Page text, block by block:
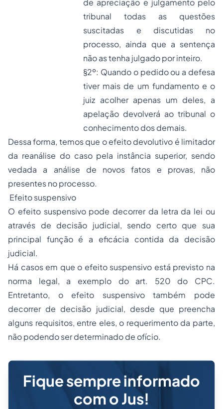
de apreciação e julgamento pelo
tribunal todas as questões
suscitadas e discutidas no
processo, ainda que a sentença
não as tenha julgado por inteiro.
§2º: Quando o pedido ou a defesa
tiver mais de um fundamento e o
juiz acolher apenas um deles, a
apelação devolverá ao tribunal o
conhecimento dos demais.
Dessa forma, temos que o efeito devolutivo é limitador
da reanálise do caso pela instância superior, sendo
vedada a análise de novos fatos e provas, não
presentes no processo.
Efeito suspensivo
O efeito suspensivo pode decorrer da letra da lei ou
através de decisão judicial, sendo certo que sua
principal função é a eficácia contida da decisão
judicial.
Há casos em que o efeito suspensivo está previsto na
norma legal, a exemplo do art. 520 do CPC.
Entretanto, o efeito suspensivo também pode
decorrer de decisão judicial, desde que preencha
alguns requisitos, entre eles, o requerimento da parte,
não podendo ser determinado de ofício.
Fique sempre informado
com o Jus!